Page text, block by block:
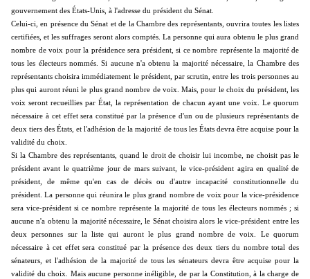
gouvernement des États-Unis, à l'adresse du président du Sénat.
Celui-ci, en présence du Sénat et de la Chambre des représentants, ouvrira toutes les listes
certifiées, et les suffrages seront alors comptés. La personne qui aura obtenu le plus grand
nombre de voix pour la présidence sera président, si ce nombre représente la majorité de
tous les électeurs nommés. Si aucune n'a obtenu la majorité nécessaire, la Chambre des
représentants choisira immédiatement le président, par scrutin, entre les trois personnes au
plus qui auront réuni le plus grand nombre de voix. Mais, pour le choix du président, les
voix seront recueillies par État, la représentation de chacun ayant une voix. Le quorum
nécessaire à cet effet sera constitué par la présence d'un ou de plusieurs représentants de
deux tiers des États, et l'adhésion de la majorité de tous les États devra être acquise pour la
validité du choix.
Si la Chambre des représentants, quand le droit de choisir lui incombe, ne choisit pas le
président avant le quatrième jour de mars suivant, le vice-président agira en qualité de
président, de même qu'en cas de décès ou d'autre incapacité constitutionnelle du
président. La personne qui réunira le plus grand nombre de voix pour la vice-présidence
sera vice-président si ce nombre représente la majorité de tous les électeurs nommés ; si
aucune n'a obtenu la majorité nécessaire, le Sénat choisira alors le vice-président entre les
deux personnes sur la liste qui auront le plus grand nombre de voix. Le quorum
nécessaire à cet effet sera constitué par la présence des deux tiers du nombre total des
sénateurs, et l'adhésion de la majorité de tous les sénateurs devra être acquise pour la
validité du choix. Mais aucune personne inéligible, de par la Constitution, à la charge de